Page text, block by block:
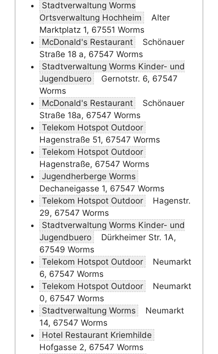
Stadtverwaltung Worms
Ortsverwaltung Hochheim
Alter
Marktplatz 1, 67551 Worms
McDonald's Restaurant
Schönauer
Straße 18 a, 67547 Worms
Stadtverwaltung Worms Kinder- und
Jugendbuero
Gernotstr. 6, 67547
Worms
McDonald's Restaurant
Schönauer
Straße 18a, 67547 Worms
Telekom Hotspot Outdoor
Hagenstraße 51, 67547 Worms
Telekom Hotspot Outdoor
Hagenstraße, 67547 Worms
Jugendherberge Worms
Dechaneigasse 1, 67547 Worms
Telekom Hotspot Outdoor
Hagenstr.
29, 67547 Worms
Stadtverwaltung Worms Kinder- und
Jugendbuero
Dürkheimer Str. 1A,
67549 Worms
Telekom Hotspot Outdoor
Neumarkt
6, 67547 Worms
Telekom Hotspot Outdoor
Neumarkt
0, 67547 Worms
Stadtverwaltung Worms
Neumarkt
14, 67547 Worms
Hotel Restaurant Kriemhilde
Hofgasse 2, 67547 Worms